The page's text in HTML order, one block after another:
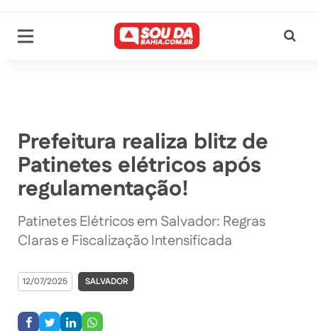
Prefeitura realiza blitz de
Patinetes elétricos após
regulamentação!
Patinetes Elétricos em Salvador: Regras
Claras e Fiscalização Intensificada
12/07/2025 SALVADOR